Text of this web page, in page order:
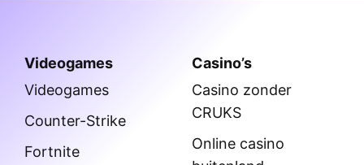
Videogames
Videogames
Counter-Strike
Fortnite
Casino’s
Casino zonder
CRUKS
Online casino